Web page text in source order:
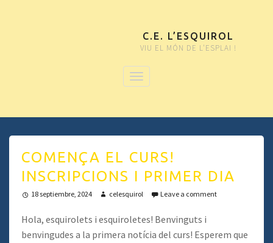
C.E. L’ESQUIROL
VIU EL MÓN DE L'ESPLAI !
COMENÇA EL CURS!
INSCRIPCIONS I PRIMER DIA
18 septiembre, 2024 celesquirol Leave a comment
Hola, esquirolets i esquiroletes! Benvinguts i
benvingudes a la primera notícia del curs! Esperem que